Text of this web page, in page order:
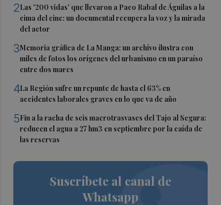
2Las '200 vidas' que llevaron a Paco Rabal de Águilas a la
cima del cine: un documental recupera la voz y la mirada
del actor
3Memoria gráfica de La Manga: un archivo ilustra con
miles de fotos los orígenes del urbanismo en un paraíso
entre dos mares
4La Región sufre un repunte de hasta el 63% en
accidentes laborales graves en lo que va de año
5Fin a la racha de seis macrotrasvases del Tajo al Segura:
reducen el agua a 27 hm3 en septiembre por la caída de
las reservas
Suscríbete al canal de
Whatsapp